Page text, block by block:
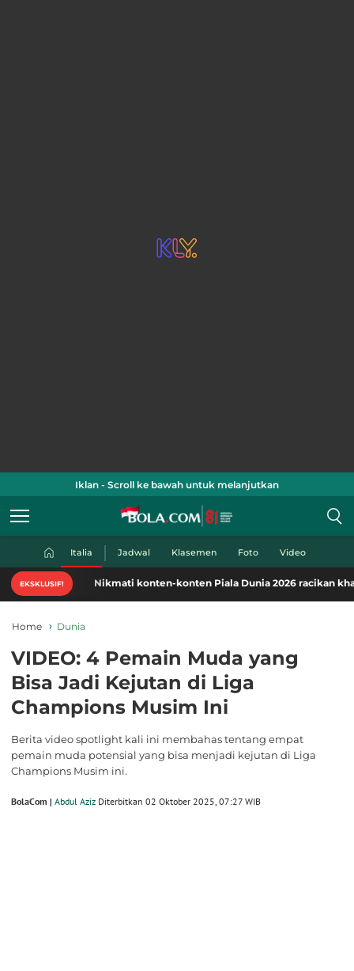
Iklan - Scroll ke bawah untuk melanjutkan
Italia Jadwal Klasemen Foto Video
EKSKLUSIF! Nikmati konten-konten Piala Dunia 2026 racikan khas
Home Dunia
VIDEO: 4 Pemain Muda yang
Bisa Jadi Kejutan di Liga
Champions Musim Ini
Berita video spotlight kali ini membahas tentang empat
pemain muda potensial yang bisa menjadi kejutan di Liga
Champions Musim ini.
BolaCom | Abdul Aziz Diterbitkan 02 Oktober 2025, 07:27 WIB